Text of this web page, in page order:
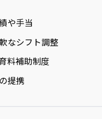
や手当
なシフト調整
料補助制度
提携